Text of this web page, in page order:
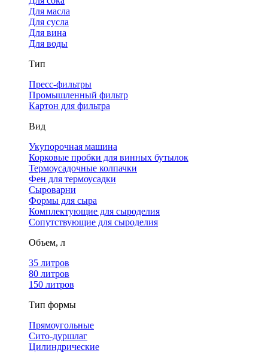
Для масла
Для сусла
Для вина
Для воды
Тип
Пресс-фильтры
Промышленный фильтр
Картон для фильтра
Вид
Укупорочная машина
Корковые пробки для винных бутылок
Термоусадочные колпачки
Фен для термоусадки
Сыроварни
Формы для сыра
Комплектующие для сыроделия
Сопутствующие для сыроделия
Объем, л
35 литров
80 литров
150 литров
Тип формы
Прямоугольные
Сито-дуршлаг
Цилиндрические